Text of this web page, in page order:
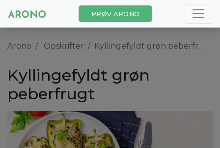
PRØV ARONO
Arono Opskrifter Kyllingefyldt grøn peberfrugt
Kyllingefyldt grøn
peberfrugt